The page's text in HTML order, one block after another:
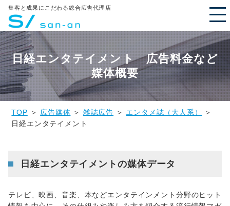
集客と成果にこだわる総合広告代理店
日経エンタテイメント 広告料金など
媒体概要
TOP ＞ 広告媒体 ＞ 雑誌広告 ＞ エンタメ誌（大人系）
＞
日経エンタテイメント
日経エンタテイメントの媒体データ
テレビ、映画、音楽、本などエンタテインメント分野のヒット